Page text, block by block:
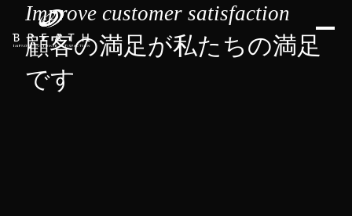
Improve customer satisfaction
顧客の満足が私たちの満足
です